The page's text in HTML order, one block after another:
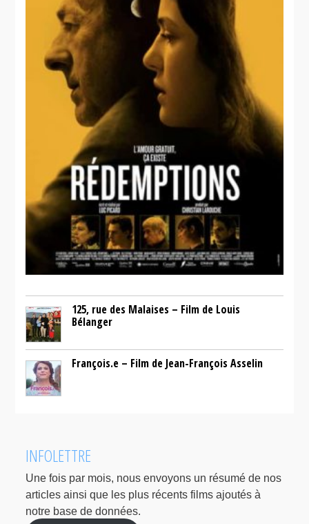
125, rue des Malaises – Film de Louis
Bélanger
François.e – Film de Jean-François Asselin
INFOLETTRE
Une fois par mois, nous envoyons un résumé de nos
articles ainsi que les plus récents films ajoutés à
notre base de données.